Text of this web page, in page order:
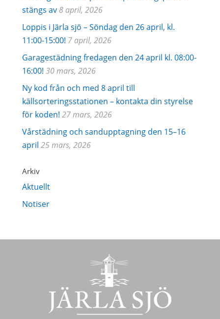
stängs av 8 april, 2026
Loppis i Järla sjö – Söndag den 26 april, kl.
11:00-15:00! 7 april, 2026
Garagestädning fredagen den 24 april kl. 08:00-
16:00! 30 mars, 2026
Ny kod från och med 8 april till
källsorteringsstationen – kontakta din styrelse
för koden! 27 mars, 2026
Vårstädning och sandupptagning den 15–16
april 25 mars, 2026
Arkiv
Aktuellt
Notiser